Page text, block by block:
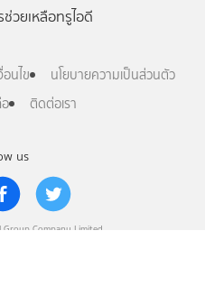
us
Company Limited.
วยเหลือทรูไอดี
นไข
นโยบายความเป็นส่วนตัว
ติดต่อเรา